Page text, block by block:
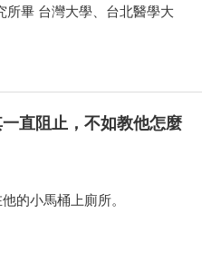
所畢 台灣大學、台北醫學大
直阻止，不如教他怎麼
的小馬桶上廁所。